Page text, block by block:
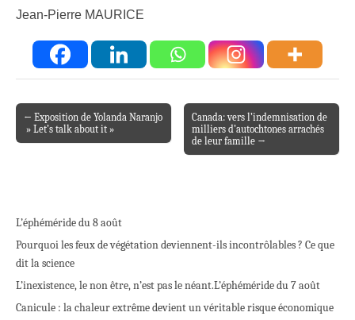
Jean-Pierre MAURICE
Post navigation
← Exposition de Yolanda Naranjo
» Let’s talk about it »
Canada: vers l’indemnisation de
milliers d’autochtones arrachés
de leur famille →
L’éphéméride du 8 août
Pourquoi les feux de végétation deviennent-ils incontrôlables ? Ce que
dit la science
L’inexistence, le non être, n’est pas le néant.L’éphéméride du 7 août
Canicule : la chaleur extrême devient un véritable risque économique